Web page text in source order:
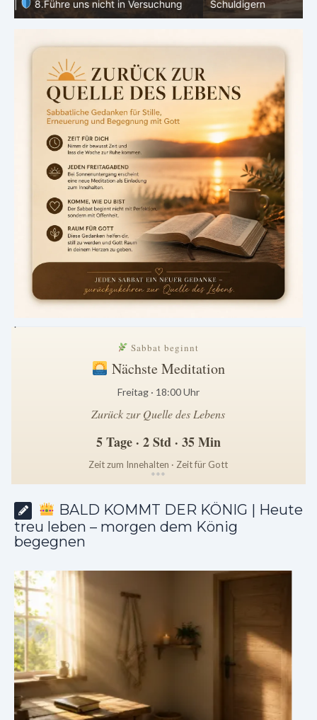
Schuldigern
.
Sabbat beginnt
Nächste Meditation
Freitag · 18:00 Uhr
Zurück zur Quelle des Lebens
5 Tage · 2 Std · 35 Min
Zeit zum Innehalten · Zeit für Gott
***
BALD KOMMT DER KÖNIG | Heute
treu leben – morgen dem König
begegnen